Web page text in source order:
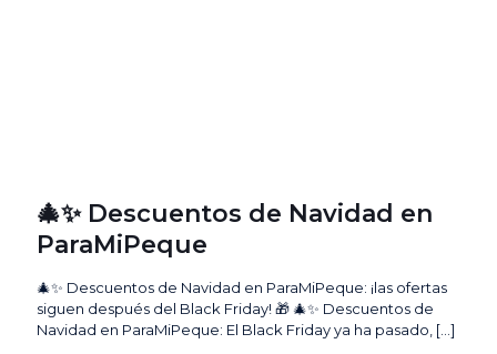
🎄✨ Descuentos de Navidad en
ParaMiPeque
🎄✨ Descuentos de Navidad en ParaMiPeque: ¡las ofertas
siguen después del Black Friday! 🎁 🎄✨ Descuentos de
Navidad en ParaMiPeque: El Black Friday ya ha pasado, […]